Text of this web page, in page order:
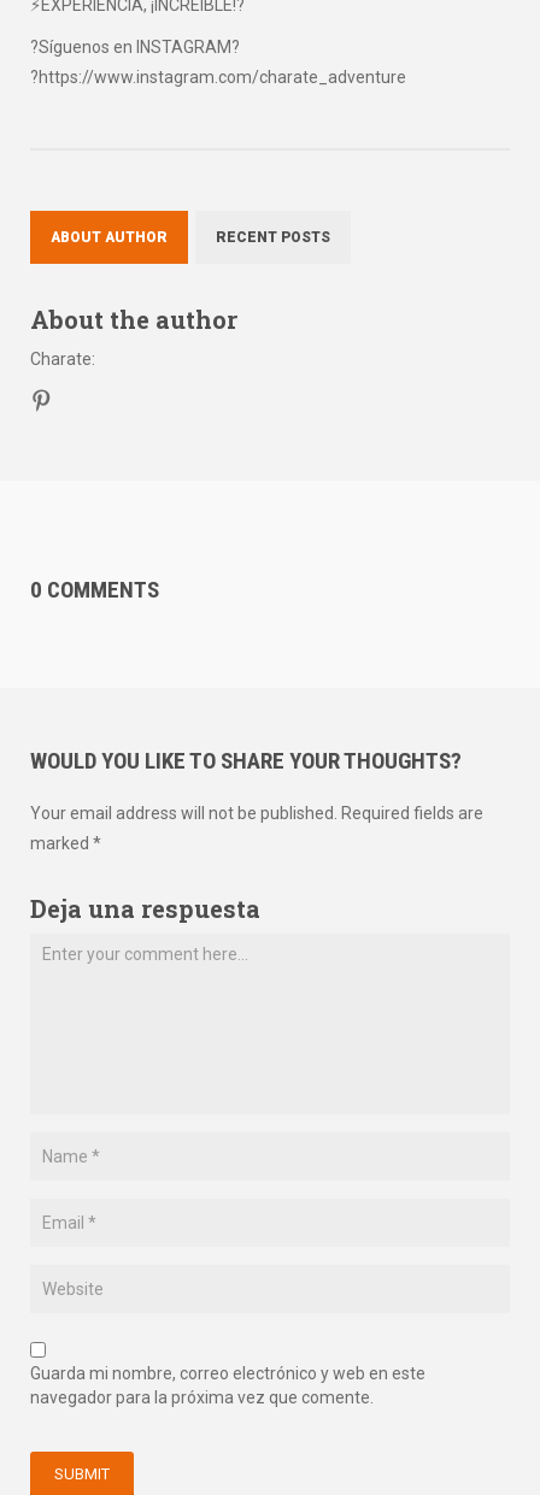
⚡EXPERIENCIA, ¡INCREÍBLE!?
?Síguenos en INSTAGRAM?
?https://www.instagram.com/charate_adventure
ABOUT AUTHOR RECENT POSTS
About the author
Charate:
0 COMMENTS
WOULD YOU LIKE TO SHARE YOUR THOUGHTS?
Your email address will not be published. Required fields are
marked *
Deja una respuesta
Guarda mi nombre, correo electrónico y web en este
navegador para la próxima vez que comente.